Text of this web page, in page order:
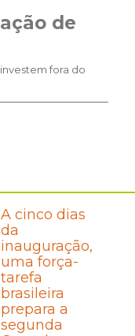
de
fora do
A cinco dias
da
inauguração,
uma força-
tarefa
brasileira
prepara a
segunda